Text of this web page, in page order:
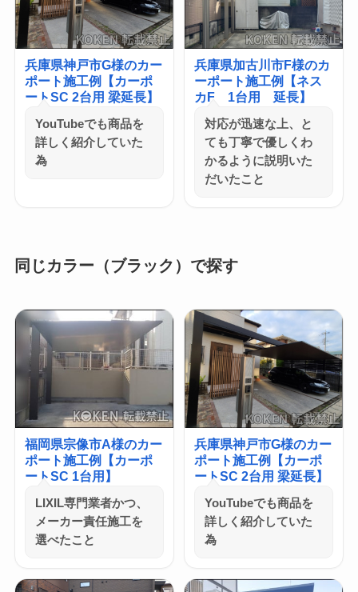
兵庫県神戸市G様のカー
ポート施工例【カーポ
ートSC 2台用 梁延長】
YouTubeでも商品を
詳しく紹介していた
為
兵庫県加古川市F様のカ
ーポート施工例【ネス
カF 1台用 延長】
対応が迅速な上、と
ても丁寧で優しくわ
かるように説明いた
だいたこと
同じカラー（ブラック）で探す
福岡県宗像市A様のカー
ポート施工例【カーポ
ートSC 1台用】
LIXIL専門業者かつ、
メーカー責任施工を
選べたこと
兵庫県神戸市G様のカー
ポート施工例【カーポ
ートSC 2台用 梁延長】
YouTubeでも商品を
詳しく紹介していた
為